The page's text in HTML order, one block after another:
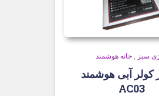
سبز ,خانه هوشمند
کولر آبی هوشمند
AC03